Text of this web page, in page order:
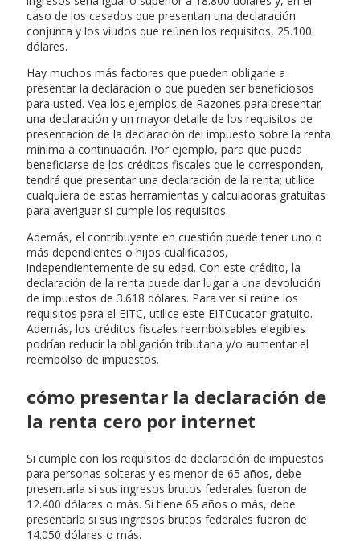
caso de los casados que presentan una declaración
conjunta y los viudos que reúnen los requisitos, 25.100
dólares.
Hay muchos más factores que pueden obligarle a
presentar la declaración o que pueden ser beneficiosos
para usted. Vea los ejemplos de Razones para presentar
una declaración y un mayor detalle de los requisitos de
presentación de la declaración del impuesto sobre la renta
mínima a continuación. Por ejemplo, para que pueda
beneficiarse de los créditos fiscales que le corresponden,
tendrá que presentar una declaración de la renta; utilice
cualquiera de estas herramientas y calculadoras gratuitas
para averiguar si cumple los requisitos.
Además, el contribuyente en cuestión puede tener uno o
más dependientes o hijos cualificados,
independientemente de su edad. Con este crédito, la
declaración de la renta puede dar lugar a una devolución
de impuestos de 3.618 dólares. Para ver si reúne los
requisitos para el EITC, utilice este EITCucator gratuito.
Además, los créditos fiscales reembolsables elegibles
podrían reducir la obligación tributaria y/o aumentar el
reembolso de impuestos.
cómo presentar la declaración de
la renta cero por internet
Si cumple con los requisitos de declaración de impuestos
para personas solteras y es menor de 65 años, debe
presentarla si sus ingresos brutos federales fueron de
12.400 dólares o más. Si tiene 65 años o más, debe
presentarla si sus ingresos brutos federales fueron de
14.050 dólares o más.